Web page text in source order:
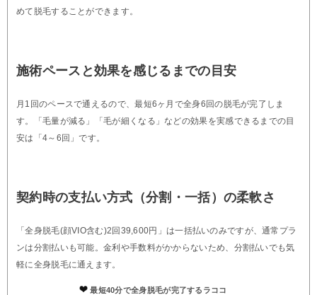
めて脱毛することができます。
施術ペースと効果を感じるまでの目安
月1回のペースで通えるので、最短6ヶ月で全身6回の脱毛が完了しま
す。「毛量が減る」「毛が細くなる」などの効果を実感できるまでの目
安は「4～6回」です。
契約時の支払い方式（分割・一括）の柔軟さ
「全身脱毛(顔VIO含む)2回39,600円」は一括払いのみですが、通常プラ
ンは分割払いも可能。金利や手数料がかからないため、分割払いでも気
軽に全身脱毛に通えます。
最短40分で全身脱毛が完了するラココ